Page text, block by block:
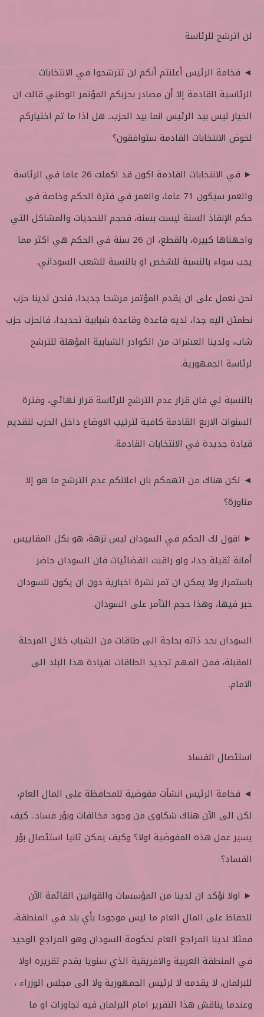
لن اترشح للرئاسة
◄ فخامة الرئيس أعلنتم أنكم لن تترشحوا في الانتخابات
الرئاسية القادمة إلا أن مصادر بحزبكم المؤتمر الوطني قالت ان
الخيار ليس بيد الرئيس انما بيد الحزب.. هل اذا ما تم اختياركم
لخوض الانتخابات القادمة ستوافقون؟
► في الانتخابات القادمة اكون قد اكملت 26 عاما في الرئاسة
والعمر سيكون 71 عاما، والعمر في فترة الحكم وخاصة في
حكم الإنقاذ السنة ليست بسنة، فحجم التحديات والمشاكل التي
واجهناها كبيرة، بالقطع، ان 26 سنة في الحكم هي اكثر مما
يجب سواء بالنسبة للشخص او بالنسبة للشعب السوداني.
نحن نعمل على ان يقدم المؤتمر مرشحا جديدا، فنحن لدينا حزب
نطمئن اليه جدا، لديه قاعدة وقاعدة شبابية تحديدا، فالحزب حزب
شاب، ولدينا العشرات من الكوادر الشبابية المؤهلة للترشح
لرئاسة الجمهورية.
بالنسبة لي فان قرار عدم الترشح للرئاسة قرار نهائي، وفترة
السنوات الاربع القادمة كافية لترتيب الاوضاع داخل الحزب لتقديم
قيادة جديدة في الانتخابات القادمة.
◄ لكن هناك من اتهمكم بان اعلانكم عدم الترشح ما هو إلا
مناورة؟
► اقول لك الحكم في السودان ليس نزهة، هو بكل المقاييس
أمانة ثقيلة جدا، ولو راقبت الفضائيات فان السودان حاضر
باستمرار ولا يمكن ان تمر نشرة اخبارية دون ان يكون للسودان
خبر فيها، وهذا حجم التآمر على السودان.
السودان بحد ذاته بحاجة الى طاقات من الشباب خلال المرحلة
المقبلة، فمن المهم تجديد الطاقات لقيادة هذا البلد الى
الامام.
استئصال الفساد
◄ فخامة الرئيس انشأت مفوضية للمحافظة على المال العام،
لكن الى الآن هناك شكاوى من وجود مخالفات وبؤر فساد.. كيف
يسير عمل هذه المفوضية اولا؟ وكيف يمكن ثانيا استئصال بؤر
الفساد؟
► اولا نؤكد ان لدينا من المؤسسات والقوانين القائمة الآن
للحفاظ على المال العام ما ليس موجودا بأي بلد في المنطقة،
فمثلا لدينا المراجع العام لحكومة السودان وهو المراجع الوحيد
في المنطقة العربية والافريقية الذي سنويا يقدم تقريره اولا
للبرلمان، لا يقدمه لا لرئيس الجمهورية ولا الى مجلس الوزراء ،
وعندما يناقش هذا التقرير امام البرلمان فيه تجاوزات او ما